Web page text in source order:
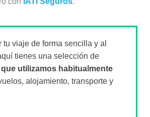
tu viaje de forma sencilla y al
tienes una selección de
utilizamos habitualmente
alojamiento, transporte y